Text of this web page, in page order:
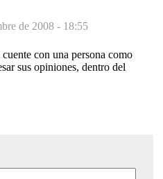
de 2008 - 18:55
con una persona como
sus opiniones, dentro del